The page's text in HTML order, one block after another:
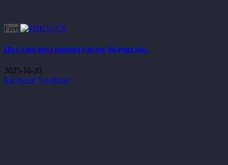
Free
Цол хэргэмээ орхиод гэрлэх болчихлоо.
2025-10-20
6-р бүлэг 5-р бүлэг